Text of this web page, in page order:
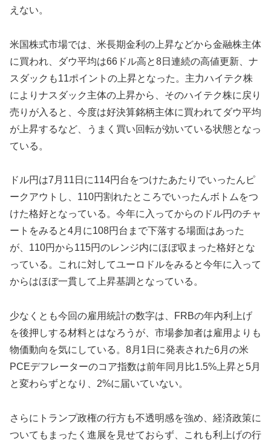
えない。
米国株式市場では、米長期金利の上昇などから金融株主体
に買われ、ダウ平均は66ドル高と8日連続の高値更新、ナ
スダックも11ポイントの上昇となった。主力ハイテク株
によりナスダック主体の上昇から、そのハイテク株に戻り
売りが入ると、今度は好決算銘柄主体に買われてダウ平均
が上昇するなど、うまく買い回転が効いている状態となっ
ている。
ドル円は7月11日に114円台をつけたあたりでいったんピ
ークアウトし、110円割れたところでいったんボトムをつ
けた格好となっている。今年に入ってからのドル円のチャ
ートをみると4月に108円台まで下落する場面はあった
が、110円から115円のレンジ内にほぼ収まった格好とな
っている。これに対してユーロドルをみると今年に入って
からはほぼ一貫して上昇基調となっている。
少なくとも今回の雇用統計の数字は、FRBの年内利上げ
を後押しする材料とはなろうが、市場参加者は雇用よりも
物価動向を気にしている。8月1日に発表された6月の米
PCEデフレーターのコア指数は前年同月比1.5%上昇と5月
と変わらずとなり、2%に届いていない。
さらにトランプ政権の行方も不透明感を強め、経済政策に
ついてもまったく進展を見せておらず、これも利上げの行